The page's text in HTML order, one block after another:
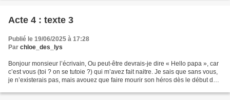
Acte 4 : texte 3
Publié le 19/06/2025 à 17:28
Par chloe_des_lys
Bonjour monsieur l’écrivain, Ou peut-être devrais-je dire « Hello papa », car
c’est vous (toi ? on se tutoie ?) qui m’avez fait naitre. Je sais que sans vous,
je n’existerais pas, mais avouez que faire mourir son héros dès le début de